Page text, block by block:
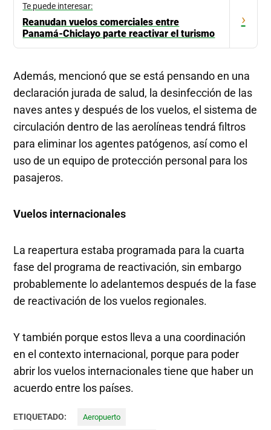
Te puede interesar:
Reanudan vuelos comerciales entre
Panamá-Chiclayo parte reactivar el turismo
›
Además, mencionó que se está pensando en una
declaración jurada de salud, la desinfección de las
naves antes y después de los vuelos, el sistema de
circulación dentro de las aerolíneas tendrá filtros
para eliminar los agentes patógenos, así como el
uso de un equipo de protección personal para los
pasajeros.
Vuelos internacionales
La reapertura estaba programada para la cuarta
fase del programa de reactivación, sin embargo
probablemente lo adelantemos después de la fase
de reactivación de los vuelos regionales.
Y también porque estos lleva a una coordinación
en el contexto internacional, porque para poder
abrir los vuelos internacionales tiene que haber un
acuerdo entre los países.
ETIQUETADO: Aeropuerto